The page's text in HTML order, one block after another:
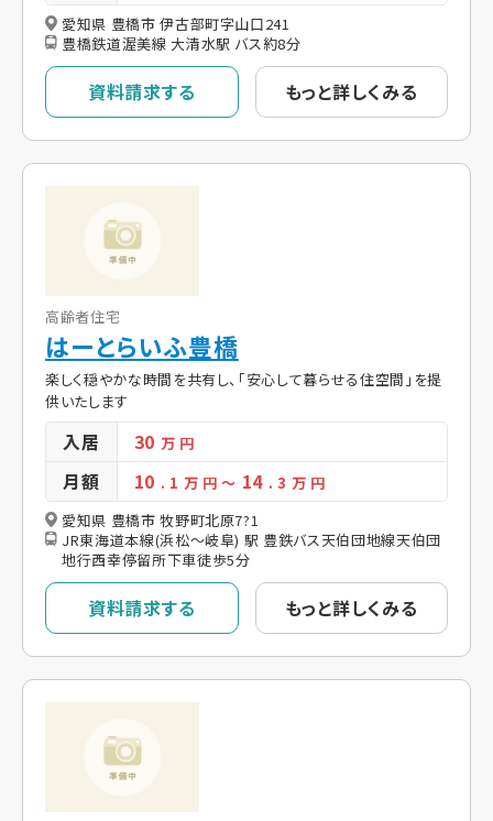
愛知県 豊橋市 伊古部町字山口241
豊橋鉄道渥美線 大清水駅 バス約8分
資料請求する もっと詳しくみる
高齢者住宅
はーとらいふ豊橋
楽しく穏やかな時間を共有し、「安心して暮らせる住空間」を提
供いたします
入居 30万 円
月額 10 . 1 万 円～ 14 . 3 万 円
愛知県 豊橋市 牧野町北原7?1
JR東海道本線(浜松～岐阜) 駅 豊鉄バス天伯団地線天伯団
地行西幸停留所下車徒歩5分
資料請求する もっと詳しくみる